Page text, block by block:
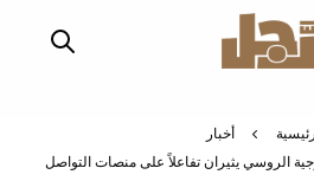
أخبار
الروسي يثيران تفاعلاً على منصات التواصل